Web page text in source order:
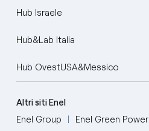
Hub Israele
Hub&Lab Italia
Hub OvestUSA&Messico
Altri siti Enel
Enel Group
Enel Green Power